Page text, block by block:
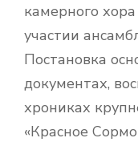
камерного
участии
Постановка
документах,
хрониках
«Красное